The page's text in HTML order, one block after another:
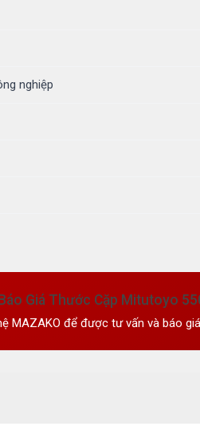
nghiệp
Giá Thước Cặp Mitutoyo
MAZAKO để được tư vấn và báo